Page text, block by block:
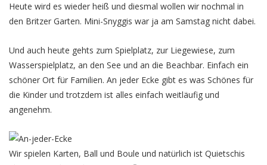
Heute wird es wieder heiß und diesmal wollen wir nochmal in
den Britzer Garten. Mini-Snyggis war ja am Samstag nicht dabei.
Und auch heute gehts zum Spielplatz, zur Liegewiese, zum
Wasserspielplatz, an den See und an die Beachbar. Einfach ein
schöner Ort für Familien. An jeder Ecke gibt es was Schönes für
die Kinder und trotzdem ist alles einfach weitläufig und
angenehm.
Wir spielen Karten, Ball und Boule und natürlich ist Quietschis